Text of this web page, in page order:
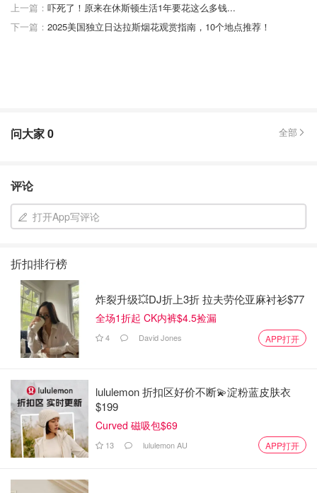
上一篇： 吓死了！原来在休斯顿生活1年要花这么多钱...
下一篇： 2025美国独立日达拉斯烟花观赏指南，10个地点推荐！
问大家0 全部
评论
打开App写评论
折扣排行榜
炸裂升级💥DJ折上3折 拉夫劳伦亚麻衬衫$77
全场1折起 CK内裤$4.5捡漏
4 David Jones APP打开
lululemon 折扣区好价不断💫淀粉蓝皮肤衣
$199
Curved 磁吸包$69
13 lululemon AU APP打开